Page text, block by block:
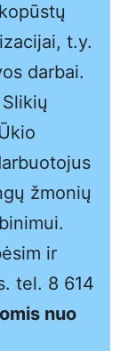
t.y.
darbai.
žmonių
ir
tel. 8 614
nuo